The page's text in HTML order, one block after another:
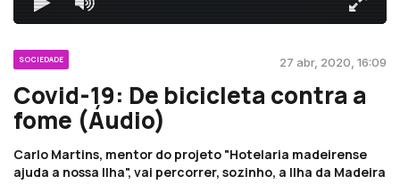
SOCIEDADE 27 abr, 2020, 16:09
Covid-19: De bicicleta contra a
fome (Áudio)
Carlo Martins, mentor do projeto "Hotelaria madeirense
ajuda a nossa Ilha", vai percorrer, sozinho, a Ilha da Madeira